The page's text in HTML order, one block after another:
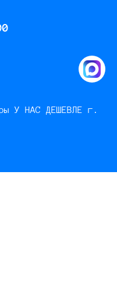
У НАС ДЕШЕВЛЕ г.